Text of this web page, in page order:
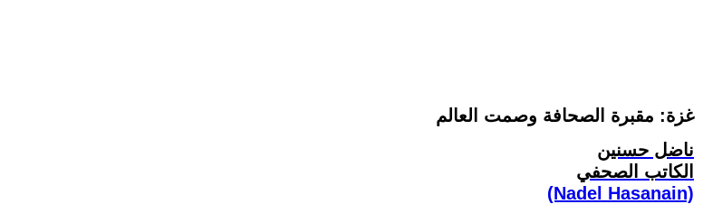
غزة: مقبرة الصحافة وصمت العالم
ناضل حسنين
الكاتب الصحفي
(Nadel Hasanain)